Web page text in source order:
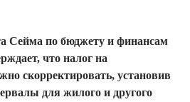
Сейма по бюджету и финансам
что налог на
скорректировать, установив
для жилого и другого